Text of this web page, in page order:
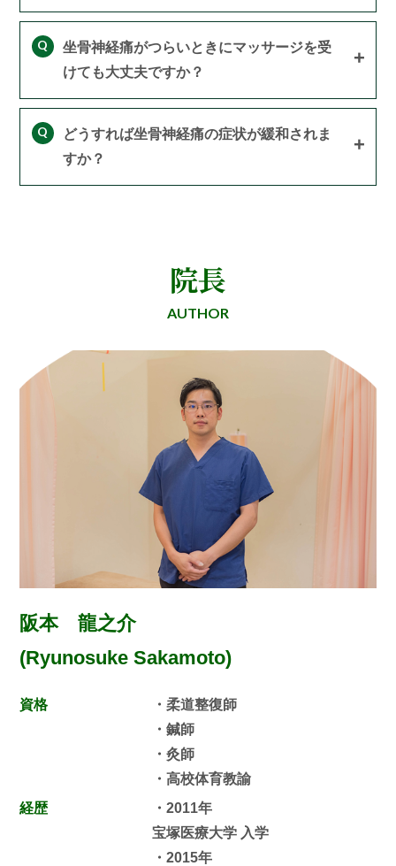
Q
坐骨神経痛がつらいときにマッサージを受
けても大丈夫ですか？
Q
どうすれば坐骨神経痛の症状が緩和されま
すか？
院長
AUTHOR
阪本 龍之介
(Ryunosuke Sakamoto)
資格
・柔道整復師
・鍼師
・灸師
・高校体育教諭
経歴
・2011年
宝塚医療大学 入学
・2015年